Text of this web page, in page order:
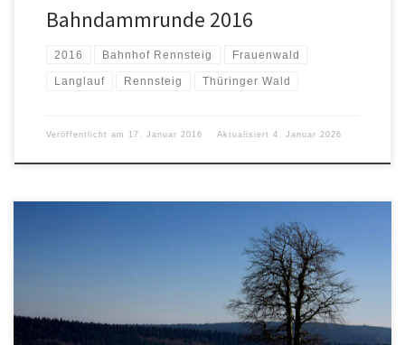
Bahndammrunde 2016
2016 Bahnhof Rennsteig Frauenwald
Langlauf Rennsteig Thüringer Wald
Veröffentlicht am 17. Januar 2016 Aktualisiert 4. Januar 2026